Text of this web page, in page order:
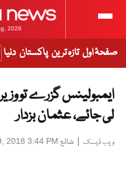
2026
صفحۂ اول تازہ ترین پاکستان دنیا
ایمبولینس گزرے تو
لی جائے، عثمان بزدار
ویب ڈیسک | شائع 2018 3:44 PM